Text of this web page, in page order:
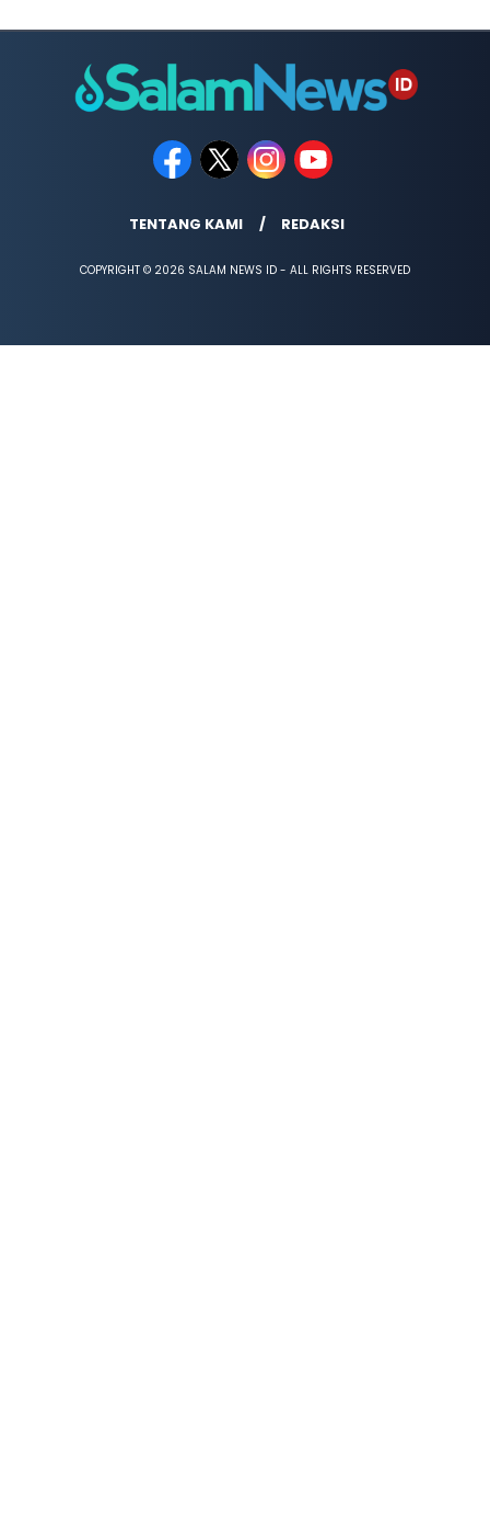
TENTANG KAMI REDAKSI
COPYRIGHT © 2026 SALAM NEWS ID - ALL RIGHTS RESERVED